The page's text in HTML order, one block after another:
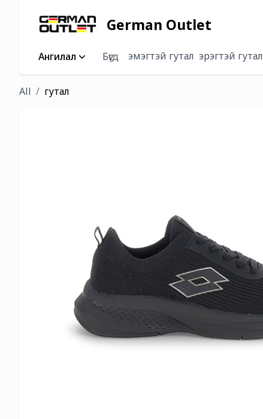
German Outlet
Ангилал Бүгд эмэгтэй гутал эрэгтэй гутал
All гутал